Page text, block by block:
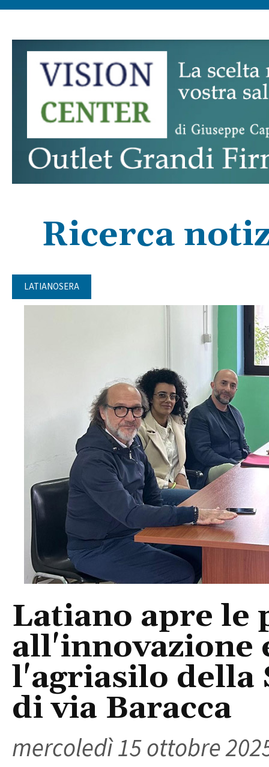
Ricerca
LATIANOSERA
Latiano apre le
all'innovazione
l'agriasilo della
di via Baracca
mercoledì 15 ottobre